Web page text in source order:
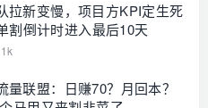
拉新变慢，项目方KPI定生死
割倒计时进入最后10天
量联盟：日赚70？月回本？